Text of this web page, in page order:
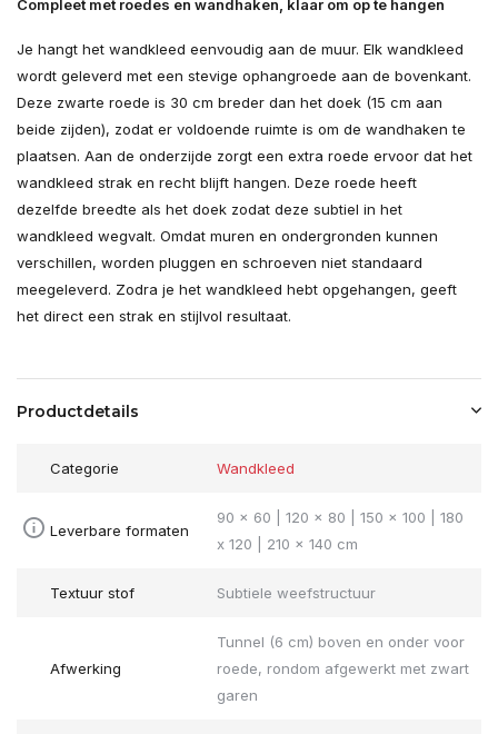
Compleet met roedes en wandhaken, klaar om op te hangen
Je hangt het wandkleed eenvoudig aan de muur. Elk wandkleed
wordt geleverd met een stevige ophangroede aan de bovenkant.
Deze zwarte roede is 30 cm breder dan het doek (15 cm aan
beide zijden), zodat er voldoende ruimte is om de wandhaken te
plaatsen. Aan de onderzijde zorgt een extra roede ervoor dat het
wandkleed strak en recht blijft hangen. Deze roede heeft
dezelfde breedte als het doek zodat deze subtiel in het
wandkleed wegvalt. Omdat muren en ondergronden kunnen
verschillen, worden pluggen en schroeven niet standaard
meegeleverd. Zodra je het wandkleed hebt opgehangen, geeft
het direct een strak en stijlvol resultaat.
Productdetails
Categorie Wandkleed
Leverbare formaten
90 x 60 | 120 x 80 | 150 x 100 | 180
x 120 | 210 x 140 cm
Textuur stof Subtiele weefstructuur
Afwerking
Tunnel (6 cm) boven en onder voor
roede, rondom afgewerkt met zwart
garen